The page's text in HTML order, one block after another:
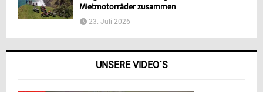
Mietmotorräder zusammen
23. Juli 2026
UNSERE VIDEO´S